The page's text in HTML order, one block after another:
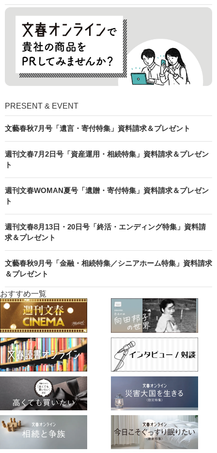
PRESENT & EVENT
文藝春秋7月号「遺言・寄付特集」資料請求＆プレゼント
週刊文春7月2日号「資産運用・相続特集」資料請求＆プレゼン
ト
週刊文春WOMAN夏号「遺贈・寄付特集」資料請求＆プレゼン
ト
週刊文春8月13日・20日号「終活・エンディング特集」資料請
求＆プレゼント
文藝春秋9月号「金融・相続特集／シニアホーム特集」資料請求
＆プレゼント
おすすめ一覧